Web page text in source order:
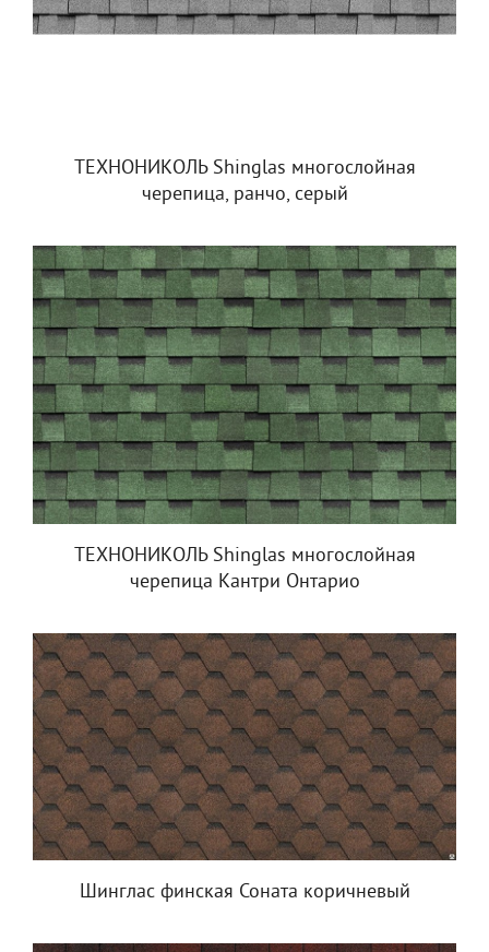
ТЕХНОНИКОЛЬ Shinglas многослойная
черепица, ранчо, серый
ТЕХНОНИКОЛЬ Shinglas многослойная
черепица Кантри Онтарио
Шинглас финская Соната коричневый